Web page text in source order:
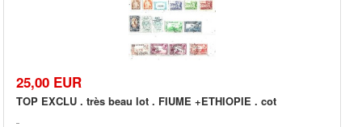
25,00 EUR
TOP EXCLU . très beau lot . FIUME +ETHIOPIE . cot